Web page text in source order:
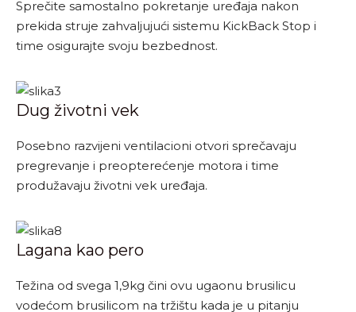
Sprečite samostalno pokretanje uređaja nakon
prekida struje zahvaljujući sistemu KickBack Stop i
time osigurajte svoju bezbednost.
Dug životni vek
Posebno razvijeni ventilacioni otvori sprečavaju
pregrevanje i preopterećenje motora i time
produžavaju životni vek uređaja.
Lagana kao pero
Težina od svega 1,9kg čini ovu ugaonu brusilicu
vodećom brusilicom na tržištu kada je u pitanju